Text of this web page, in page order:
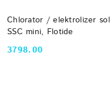
Chlorator / elektrolizer
SSC mini, Flotide
Cena:
3798.00